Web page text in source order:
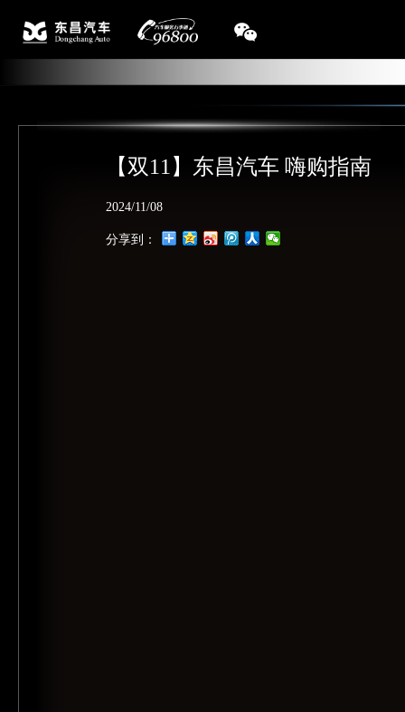
【双11】东昌汽车 嗨购指南
2024/11/08
分享到：